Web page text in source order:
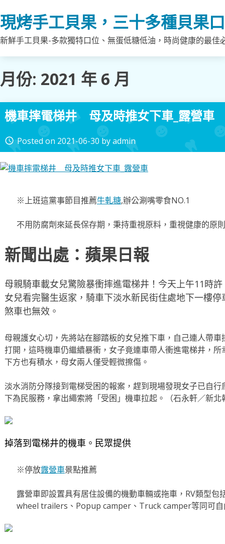
to
content
現烤手工貝果，三十多種貝果
新鮮手工貝果-多款獨特口位、無蛋低糖低油，時尚健康的最
月份: 2021 年 6 月
機車摔電梯井 母及時推女下車_露營車
access_time Posted on 2021-06-30 byadmin
※上班這黨事節目推薦牛軋糖,辦公涮嘴零食NO.1
不用防腐劑來延長保存期，秉持重視原料，重視健康的原則
新聞出處：蘋果日報
母親騎車載女兒驚險暴衝摔進電梯井！今天上午11時
女兒看完醫生返家，騎車下淡水新民街住處地下一樓
煞車也無效。
母親護女心切，先將站在腳踏板的女兒推下車，自己連人帶
打開，這時機車仍繼續暴衝，女子竟連車帶人衝進電梯井，
下方也有積水，母女兩人僅受輕微擦傷。
淡水消防分隊接到電梯受困的報案，趕到現場發現女子已自
下為民服務，拿出繩索將「受困」機車拉起。（石永軒／新北
掉落到電梯井的機車。民眾提供
※停放露營車景點推薦
露營車即設置具有居住設備的機動車輛或拖車，RV類型
wheel trailers、Popup camper、Truck camper等同可自